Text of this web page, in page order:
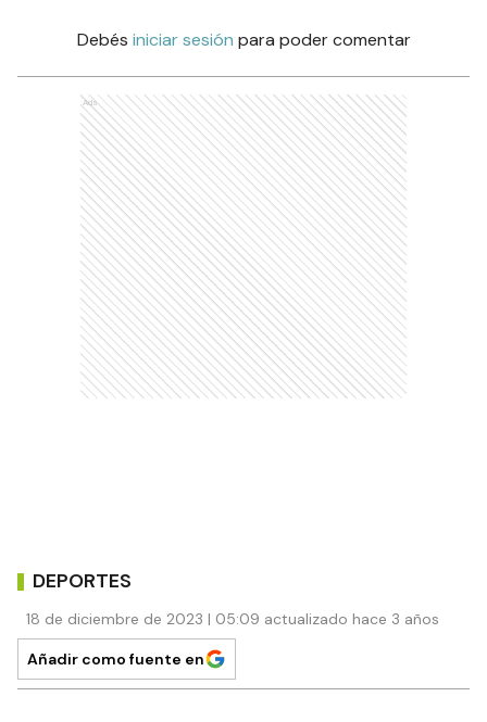
Debés iniciar sesión para poder comentar
Ads
DEPORTES
18 de diciembre de 2023 | 05:09 actualizado hace 3 años
Añadir como fuente en